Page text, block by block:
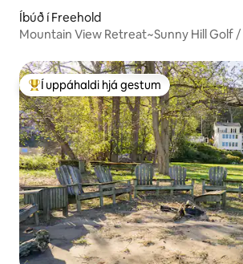
Íbúð í Freehold
Mountain View Retreat~Sunny Hill Golf /
Í mestu uppáhaldi hjá gestum
Í uppáhaldi hjá gestum